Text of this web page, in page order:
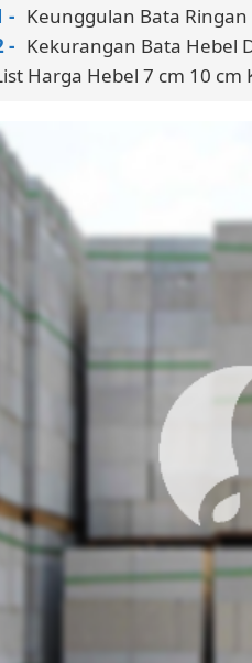
Keunggulan Bata
Kekurangan Bata Hebel
Harga Hebel 7 cm 10 cm